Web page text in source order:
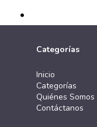
Categorías
Inicio
Categorías
Quiénes Somos
Contáctanos